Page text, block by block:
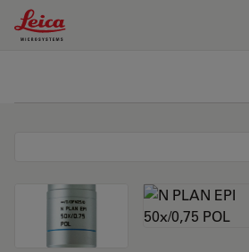
Leica Microsystems Logo